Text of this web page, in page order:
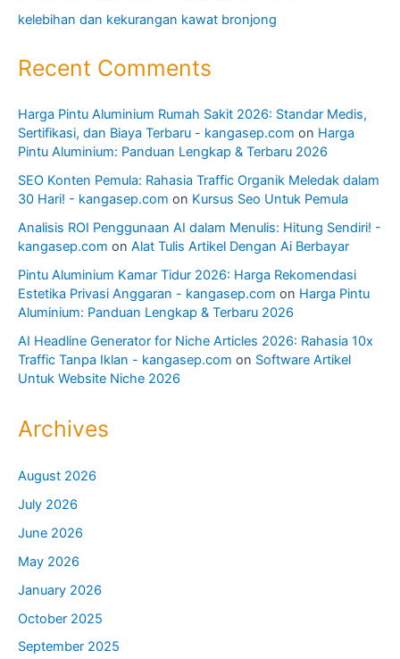
kelebihan dan kekurangan kawat bronjong
Recent Comments
Harga Pintu Aluminium Rumah Sakit 2026: Standar Medis,
Sertifikasi, dan Biaya Terbaru - kangasep.com on Harga
Pintu Aluminium: Panduan Lengkap & Terbaru 2026
SEO Konten Pemula: Rahasia Traffic Organik Meledak dalam
30 Hari! - kangasep.com on Kursus Seo Untuk Pemula
Analisis ROI Penggunaan AI dalam Menulis: Hitung Sendiri! -
kangasep.com on Alat Tulis Artikel Dengan Ai Berbayar
Pintu Aluminium Kamar Tidur 2026: Harga Rekomendasi
Estetika Privasi Anggaran - kangasep.com on Harga Pintu
Aluminium: Panduan Lengkap & Terbaru 2026
AI Headline Generator for Niche Articles 2026: Rahasia 10x
Traffic Tanpa Iklan - kangasep.com on Software Artikel
Untuk Website Niche 2026
Archives
August 2026
July 2026
June 2026
May 2026
January 2026
October 2025
September 2025